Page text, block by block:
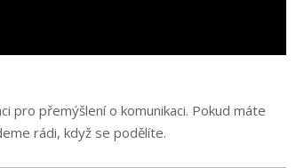
pro přemýšlení o komunikaci. Pokud máte
rádi, když se podělíte.